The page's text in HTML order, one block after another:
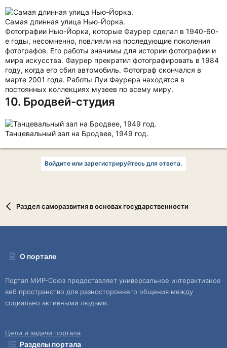
Самая длинная улица Нью-Йорка.
Фотографии Нью-Йорка, которые Фаурер сделал в 1940-60-
е годы, несомненно, повлияли на последующие поколения
фотографов. Его работы значимы для истории фотографии и
мира искусства. Фаурер прекратил фотографировать в 1984
году, когда его сбил автомобиль. Фотограф скончался в
марте 2001 года. Работы Луи Фаурера находятся в
постоянных коллекциях музеев по всему миру.
10. Бродвей-студия
Танцевальный зал на Бродвее, 1949 год.
Войдите или зарегистрируйтесь для ответа.
Раздел саморазвития в основах государственности
О портале
Портал МИР-Союз предоставляет универсальное интерактивное
веб пространство для разностороннего общения между
социально активными людьми.
Цели и задачи портала
Разделы портала